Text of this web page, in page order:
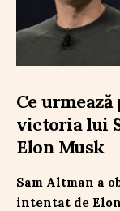
Ce
victoria lui
Elon Musk
Sam Altman a
intentat de